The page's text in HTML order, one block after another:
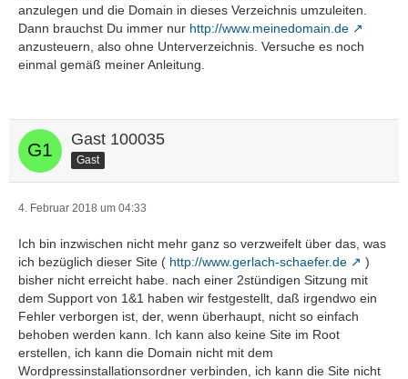
anzulegen und die Domain in dieses Verzeichnis umzuleiten.
Dann brauchst Du immer nur http://www.meinedomain.de
anzusteuern, also ohne Unterverzeichnis. Versuche es noch
einmal gemäß meiner Anleitung.
Gast 100035
Gast
4. Februar 2018 um 04:33
Ich bin inzwischen nicht mehr ganz so verzweifelt über das, was
ich bezüglich dieser Site ( http://www.gerlach-schaefer.de
)
bisher nicht erreicht habe. nach einer 2stündigen Sitzung mit
dem Support von 1&1 haben wir festgestellt, daß irgendwo ein
Fehler verborgen ist, der, wenn überhaupt, nicht so einfach
behoben werden kann. Ich kann also keine Site im Root
erstellen, ich kann die Domain nicht mit dem
Wordpressinstallationsordner verbinden, ich kann die Site nicht